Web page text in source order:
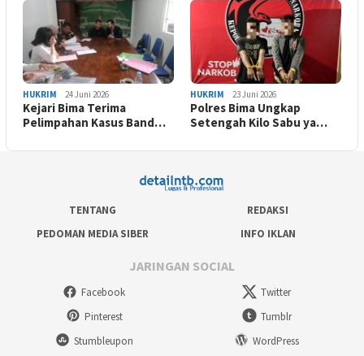
HUKRIM 24 Juni 2026
Kejari Bima Terima
Pelimpahan Kasus Band…
HUKRIM 23 Juni 2026
Polres Bima Ungkap
Setengah Kilo Sabu ya…
TENTANG
REDAKSI
PEDOMAN MEDIA SIBER
INFO IKLAN
JARINGAN SOCIAL
Facebook
Twitter
Pinterest
Tumblr
Stumbleupon
WordPress